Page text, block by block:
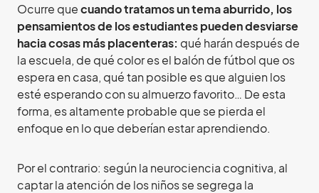
Ocurre quecuando tratamos un tema aburrido, los
pensamientos de los estudiantes pueden desviarse
hacia cosas más placenteras: qué harán después de
la escuela, de qué color es el balón de fútbol que os
espera en casa, qué tan posible es que alguien los
esté esperando con su almuerzo favorito… De esta
forma, es altamente probable que se pierda el
enfoque en lo que deberían estar aprendiendo.
Por el contrario: según la neurociencia cognitiva, al
captar la atención de los niños se segrega la